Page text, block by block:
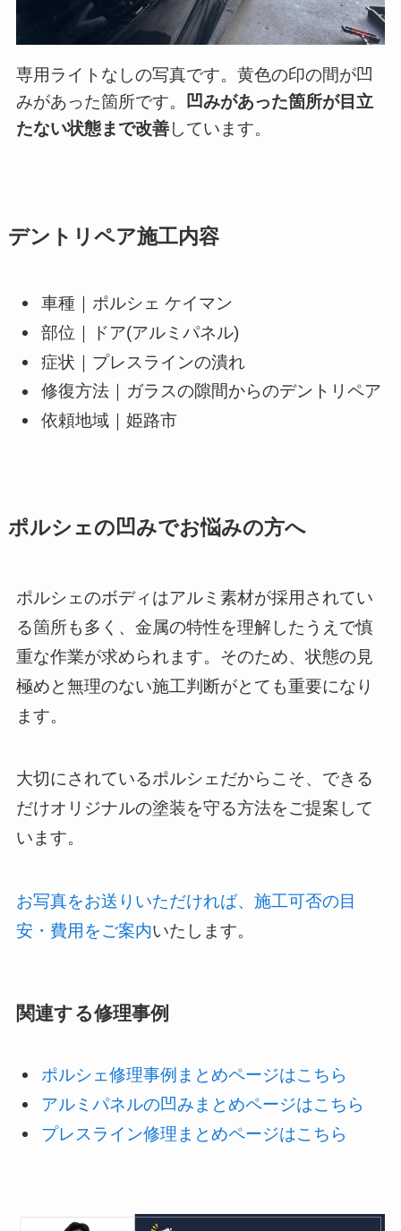
専用ライトなしの写真です。黄色の印の間が凹
みがあった箇所です。
凹みがあった箇所が目立
たない状態まで改善しています。
デントリペア施工内容
車種｜ポルシェ ケイマン
部位｜ドア(アルミパネル)
症状｜プレスラインの潰れ
修復方法｜ガラスの隙間からのデントリペア
依頼地域｜姫路市
ポルシェの凹みでお悩みの方へ
ポルシェのボディはアルミ素材が採用されてい
る箇所も多く、金属の特性を理解したうえで慎
重な作業が求められます。そのため、状態の見
極めと無理のない施工判断がとても重要になり
ます。
大切にされているポルシェだからこそ、できる
だけオリジナルの塗装を守る方法をご提案して
います。
お写真をお送りいただければ、施工可否の目
安・費用をご案内いたします。
関連する修理事例
ポルシェ修理事例まとめページはこちら
アルミパネルの凹みまとめページはこちら
プレスライン修理まとめページはこちら